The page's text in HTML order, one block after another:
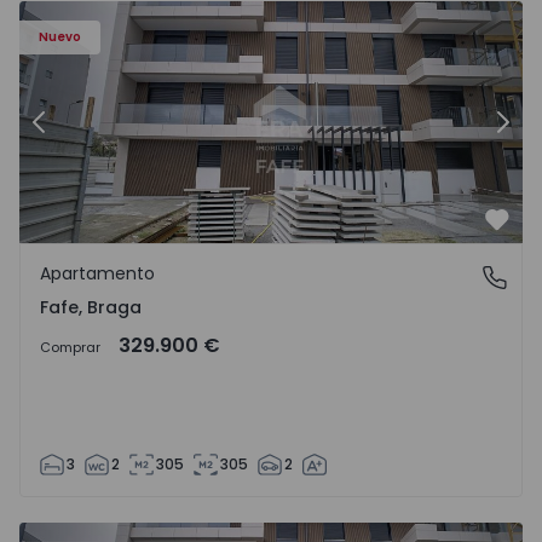
Nuevo
Anterior
Fafe, Braga
Apartamento
Fafe, Braga
Comprar 329.900 €
3 2 305 305 2